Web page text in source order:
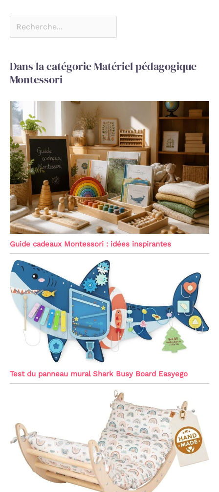
Dans la catégorie Matériel pédagogique
Montessori
Guide cadeaux Montessori : idées inspirantes
Test du panneau mural Shark Busy Board Easyego